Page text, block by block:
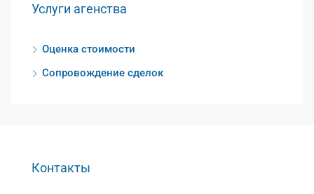
Услуги агенства
Оценка стоимости
Сопровождение сделок
Контакты